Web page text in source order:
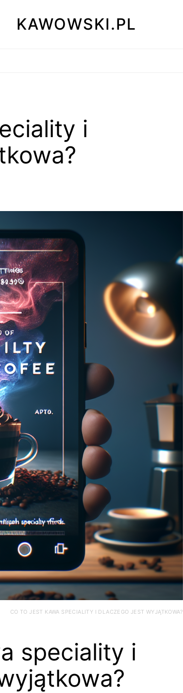
KAWOWSKI.PL
i
CO TO JEST KAWA SPECIALITY I DLACZEGO JEST WYJĄTKOWA?
speciality i